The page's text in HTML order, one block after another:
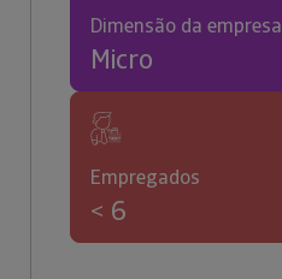
Dimensão da empresa
Micro
Empregados
< 6